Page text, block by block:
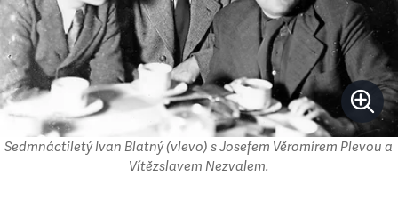
Sedmnáctiletý Ivan Blatný (vlevo) s Josefem Věromírem Plevou a
Vítězslavem Nezvalem.